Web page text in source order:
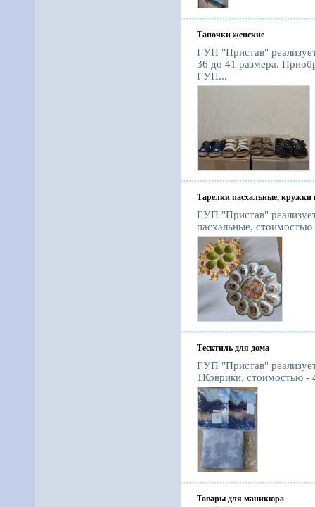
Тапочки женские
ГУП "Пристав"
36 до 41 размера.
ГУП...
Тарелки пасхальные, кружки
ГУП "Пристав"
пасхальные,
Тесктиль для дома
ГУП "Пристав"
1Коврики, стоимостью -
Товары для маникюра